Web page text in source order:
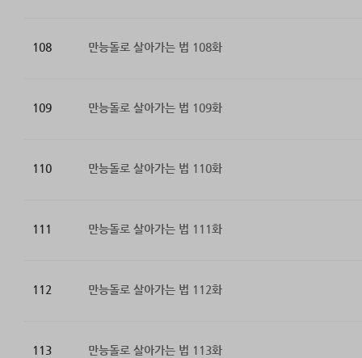
108 만능돌로 살아가는 법 108화
109 만능돌로 살아가는 법 109화
110 만능돌로 살아가는 법 110화
111 만능돌로 살아가는 법 111화
112 만능돌로 살아가는 법 112화
113 만능돌로 살아가는 법 113화